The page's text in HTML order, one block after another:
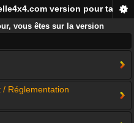
version pour
vous êtes sur la version
du forum Rebelle4x4, pour
/ Réglementation